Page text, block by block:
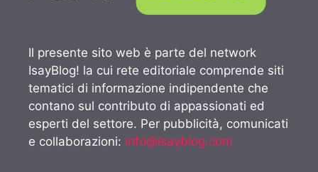
Il presente sito web è parte del network
IsayBlog! la cui rete editoriale comprende siti
tematici di informazione indipendente che
contano sul contributo di appassionati ed
esperti del settore. Per pubblicità, comunicati
e collaborazioni: info@isayblog.com